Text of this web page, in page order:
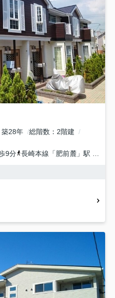
築28年 総階数
2階建
9分 長崎本線 「 肥前麓 」駅 徒歩38分